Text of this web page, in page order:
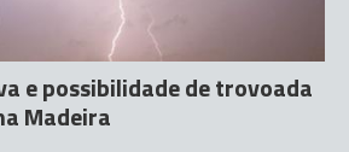
e possibilidade de trovoada
Madeira